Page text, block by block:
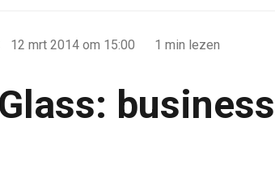
12 mrt 2014 om 15:00 1 min lezen